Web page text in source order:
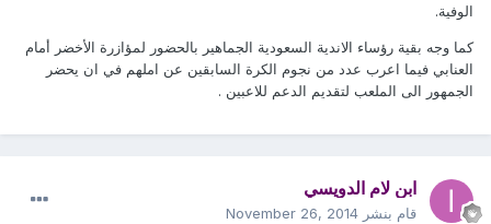
الوفية.
كما وجه بقية رؤساء الاندية السعودية الجماهير بالحضور لمؤازرة الأخضر أمام
العنابي فيما اعرب عدد من نجوم الكرة السابقين عن املهم في ان يحضر
الجمهور الى الملعب لتقديم الدعم للاعبين .
ابن لام الدويسي
قام بنشر November 26, 2014